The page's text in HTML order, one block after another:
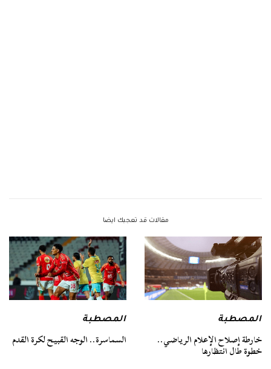
مقالات قد تعجبك ايضا
المصطبة
خارطة إصلاح الإعلام الرياضي..
خطوة طال انتظارها
المصطبة
السماسرة.. الوجه القبيح لكرة القدم